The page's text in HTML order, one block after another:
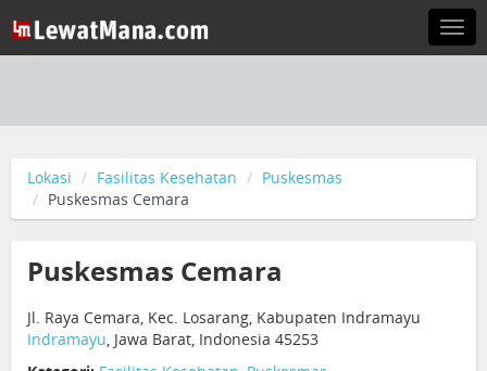
Lokasi Fasilitas Kesehatan
Puskesmas
Puskesmas Cemara
Puskesmas Cemara
Jl. Raya Cemara, Kec. Losarang, Kabupaten Indramayu
Indramayu, Jawa Barat, Indonesia 45253